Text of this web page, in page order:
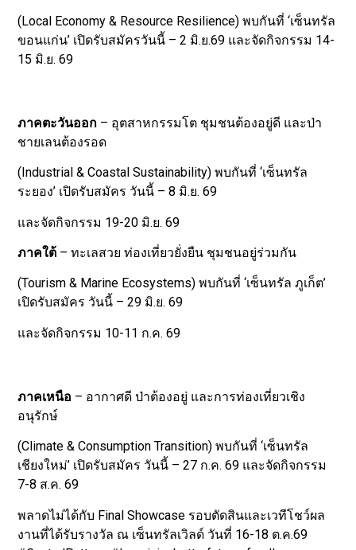
(Local Economy & Resource Resilience) พบกันที่ ‘เซ็นทรัล
ขอนแก่น’ เปิดรับสมัครวันนี้ – 2 มิ.ย.69 และจัดกิจกรรม 14-
15 มิ.ย. 69
ภาคตะวันออก – อุตสาหกรรมโต ชุมชนต้องอยู่ดี และป่า
ชายเลนต้องรอด
(Industrial & Coastal Sustainability) พบกันที่ ‘เซ็นทรัล
ระยอง’ เปิดรับสมัคร วันนี้ – 8 มิ.ย. 69
และจัดกิจกรรม 19-20 มิ.ย. 69
ภาคใต้ – ทะเลสวย ท่องเที่ยวยั่งยืน ชุมชนอยู่ร่วมกัน
(Tourism & Marine Ecosystems) พบกันที่ ‘เซ็นทรัล ภูเก็ต’
เปิดรับสมัคร วันนี้ – 29 มิ.ย. 69
และจัดกิจกรรม 10-11 ก.ค. 69
ภาคเหนือ – อากาศดี ป่าต้องอยู่ และการท่องเที่ยวเชิง
อนุรักษ์
(Climate & Consumption Transition) พบกันที่ ‘เซ็นทรัล
เชียงใหม่’ เปิดรับสมัคร วันนี้ – 27 ก.ค. 69 และจัดกิจกรรม
7-8 ส.ค. 69
พลาดไม่ได้กับ Final Showcase รอบตัดสินและเวทีโชว์ผล
งานที่ได้รับรางวัล ณ เซ็นทรัลเวิลด์ วันที่ 16-18 ต.ค.69